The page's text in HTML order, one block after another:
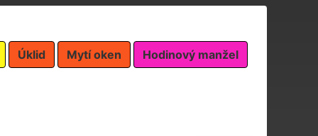
Úklid Mytí oken Hodinový manžel